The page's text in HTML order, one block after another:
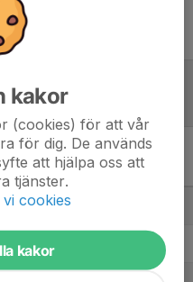
M +/-
20
20 47
kakor
(cookies) för att vår
för dig. De används
att hjälpa oss att
tjänster.
cookies
kakor